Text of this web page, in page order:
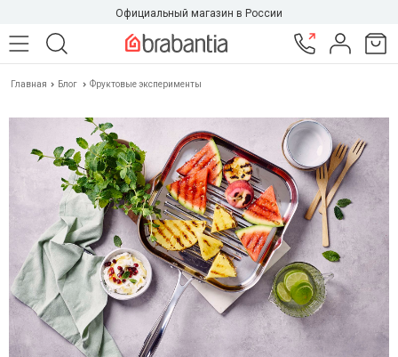
Официальный магазин в России
Главная Блог Фруктовые эксперименты